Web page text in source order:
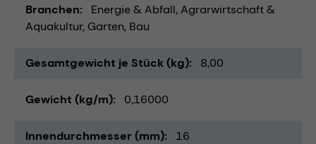
Branchen Energie & Abfall Agrarwirtschaft &
Aquakultur Garten Bau
Gesamtgewicht je Stück (kg) 8,00
Gewicht (kg/m) 0,16000
Innendurchmesser (mm) 16